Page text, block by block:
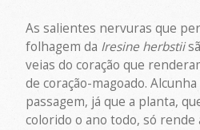
As salientes nervuras que
folhagem da Iresine herbstii
veias do coração que
de coração-magoado.
passagem, já que a planta,
colorido o ano todo, só rende